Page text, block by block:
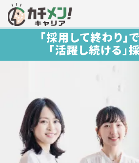
「採用して終わり」
「活躍し続ける」